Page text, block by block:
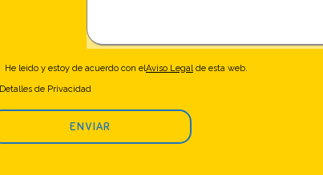
He leido y estoy de acuerdo con elAviso Legalde esta web.
Detalles de Privacidad